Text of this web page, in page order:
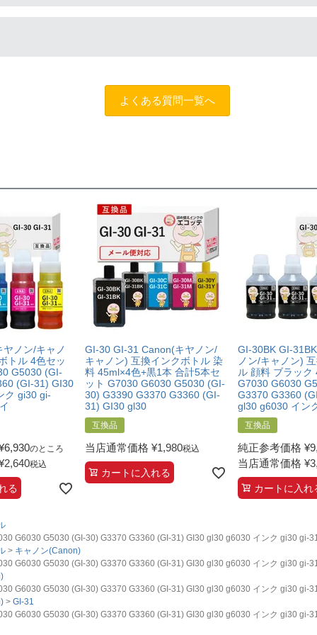
件がございますので、詳細についてはページをご確認ください
よくある質問一覧へ
ノン/キャノ
トル 4色セッ
G5030 (GI-
(GI-31) GI30
ク gi30 gi-
6,930のところ
2,640税込
る
GI-30 GI-31 Canon(キヤノン/
キャノン) 互換インクボトル 染
料 45ml×4色+黒1本 合計5本セ
ット G7030 G6030 G5030 (GI-
30) G3390 G3370 G3360 (GI-
31) GI30 gl30
互換品
当店通常価格 ¥1,980税込
カートに入れる
GI-30BK GI-
ノン/キャノン)
ル 顔料 ブラック
G7030 G6030
G3370 G3360
gl30 g6030 イン
互換品
純正参考価格 ¥
当店通常価格 ¥
カートに入れ
G6030 G5030 (GI-30) G3370 G3360 (GI-31) GI30 gl30 g6030 インク gi30 gi-
キャノン(Canon)
G6030 G5030 (GI-30) G3370 G3360 (GI-31) GI30 gl30 g6030 インク gi30 gi-
G6030 G5030 (GI-30) G3370 G3360 (GI-31) GI30 gl30 g6030 インク gi30 gi-
GI-31
G6030 G5030 (GI-30) G3370 G3360 (GI-31) GI30 gl30 g6030 インク gi30 gi-